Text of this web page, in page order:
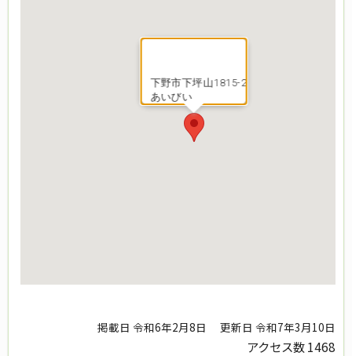
下野市下坪山1815-2
あいびい
掲載日 令和6年2月8日 更新日 令和7年3月10日
アクセス数1468